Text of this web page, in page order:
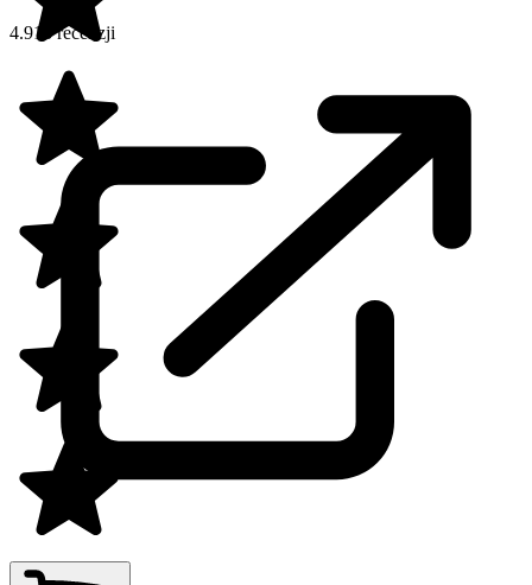
4.916 recenzji